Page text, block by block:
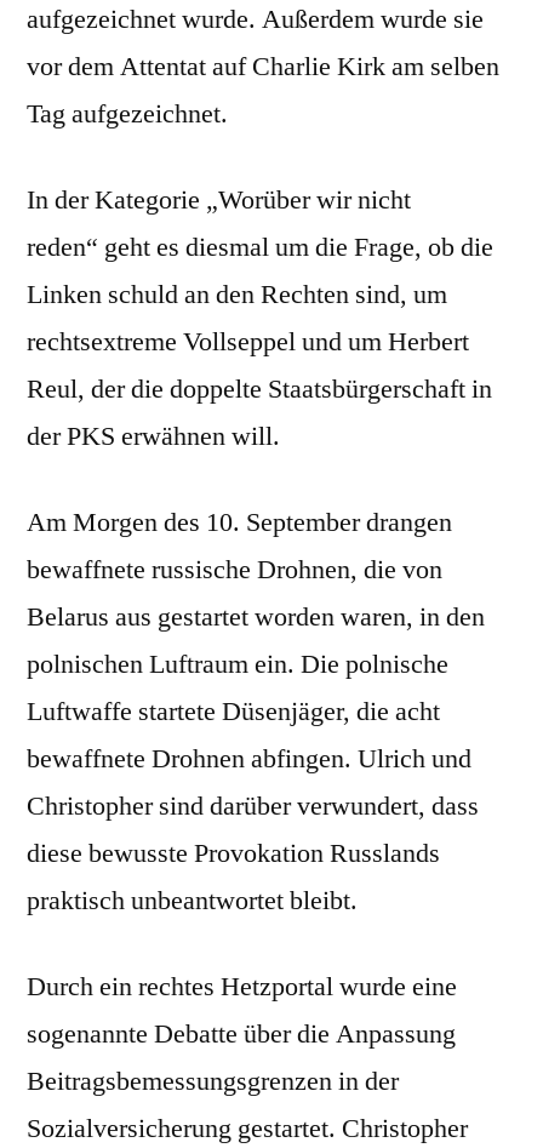
aufgezeichnet wurde. Außerdem wurde sie
vor dem Attentat auf Charlie Kirk am selben
Tag aufgezeichnet.
In der Kategorie „Worüber wir nicht
reden“ geht es diesmal um die Frage, ob die
Linken schuld an den Rechten sind, um
rechtsextreme Vollseppel und um Herbert
Reul, der die doppelte Staatsbürgerschaft in
der PKS erwähnen will.
Am Morgen des 10. September drangen
bewaffnete russische Drohnen, die von
Belarus aus gestartet worden waren, in den
polnischen Luftraum ein. Die polnische
Luftwaffe startete Düsenjäger, die acht
bewaffnete Drohnen abfingen. Ulrich und
Christopher sind darüber verwundert, dass
diese bewusste Provokation Russlands
praktisch unbeantwortet bleibt.
Durch ein rechtes Hetzportal wurde eine
sogenannte Debatte über die Anpassung
Beitragsbemessungsgrenzen in der
Sozialversicherung gestartet. Christopher